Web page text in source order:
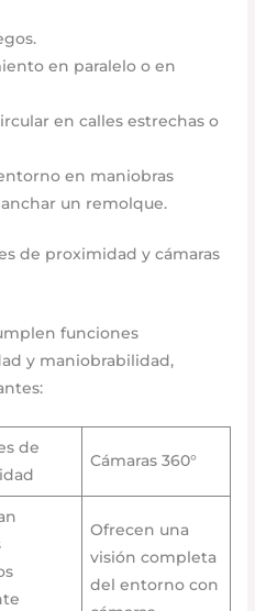
en paralelo o en
en calles estrechas o
en maniobras
un remolque.
de proximidad y cámaras
funciones
y maniobrabilidad,
de
Cámaras 360°
Ofrecen una
visión completa
del entorno con